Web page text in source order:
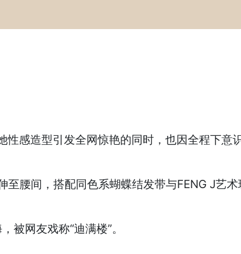
感造型引发全网惊艳的同时，也因全程下意
腰间，搭配同色系蝴蝶结发带与FENG J艺
被网友戏称“迪满楼”。